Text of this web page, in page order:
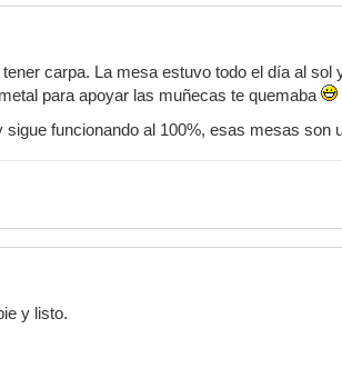
carpa. La mesa estuvo todo el día al sol
para apoyar las muñecas te quemaba
funcionando al 100%, esas mesas son
y listo.